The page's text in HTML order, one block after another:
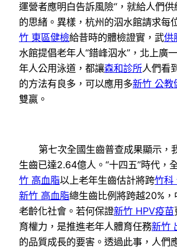
運營者應明白告訴風險“，就給人們供
的思緒。異樣，杭州的泅水館請求每
竹 東區健檢給昔時的體檢證實，武供
水館提倡老年人“錯峰泅水”，北上廣
年人公用泳道，都讓森和診所人們看
的方法有良多，可以應用多新竹 公教
雙贏。
第七次全國生齒普查成果顯示，
生齒已達2.64億人。“十四五”時代，
竹 高血脂以上老年生齒估計將跨竹科
新竹 高血脂總生齒比例將跨越20%
老齡化社會。若何保證新竹 HPV疫苗
育權力，是推進老年人體育任務新竹
的品質成長的要害。透過此事，人們